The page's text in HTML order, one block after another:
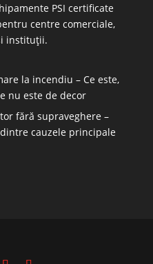
PSI certificate
centre comerciale,
instituții.
la incendiu – Ce este,
nu este de decor
fără supraveghere –
cauzele principale